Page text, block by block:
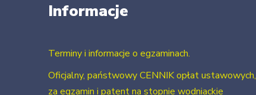
Informacje
Terminy i informacje o egzaminach.
Oficjalny, państwowy CENNIK opłat ustawowych,
za egzamin i patent na stopnie wodniackie